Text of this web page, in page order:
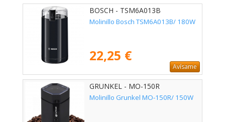
BOSCH - TSM6A013B
Molinillo Bosch TSM6A013B/ 180W
22,25 €
Avísame
GRUNKEL - MO-150R
Molinillo Grunkel MO-150R/ 150W